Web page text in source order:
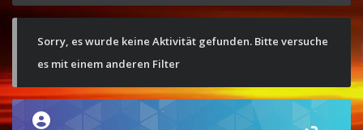
Sorry, es wurde keine Aktivität gefunden. Bitte versuche
es mit einem anderen Filter